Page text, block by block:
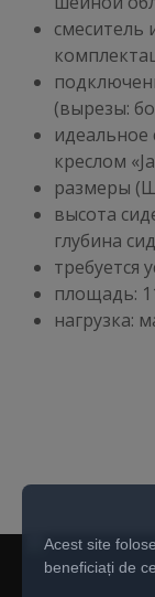
(вырезы:
идеальное
креслом
размеры
высота
глубина
требуется
площадь:
нагрузка:
Acest site
beneficiați de